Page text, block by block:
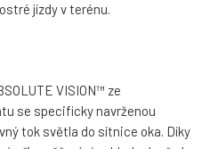
jízdy v terénu.
VISION™ ze
se specificky navrženou
tok světla do sítnice oka. Díky